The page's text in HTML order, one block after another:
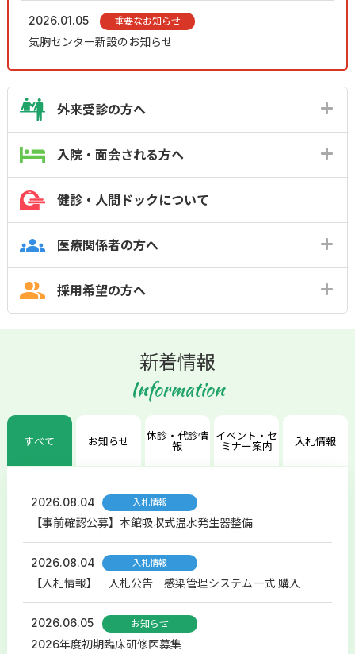
2026.01.05 重要なお知らせ
気胸センター新設のお知らせ
外来受診の方へ
入院・面会される方へ
健診・人間ドックについて
医療関係者の方へ
採用希望の方へ
新着情報
Information
すべて お知らせ
休診・代診情
報
イベント・セ
ミナー案内
入札情報
2026.08.04 入札情報
【事前確認公募】本館吸収式温水発生器整備
2026.08.04 入札情報
【入札情報】 入札公告 感染管理システム一式 購入
2026.06.05 お知らせ
2026年度初期臨床研修医募集